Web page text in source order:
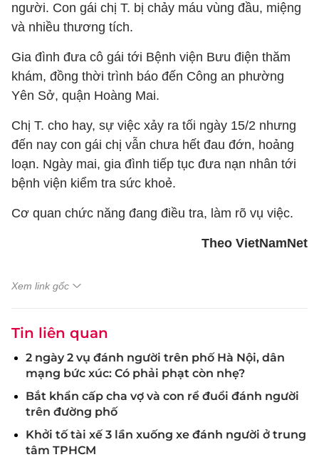
người. Con gái chị T. bị chảy máu vùng đầu, miệng
và nhiều thương tích.
Gia đình đưa cô gái tới Bệnh viện Bưu điện thăm
khám, đồng thời trình báo đến Công an phường
Yên Sở, quận Hoàng Mai.
Chị T. cho hay, sự việc xảy ra tối ngày 15/2 nhưng
đến nay con gái chị vẫn chưa hết đau đớn, hoảng
loạn. Ngày mai, gia đình tiếp tục đưa nạn nhân tới
bệnh viện kiểm tra sức khoẻ.
Cơ quan chức năng đang điều tra, làm rõ vụ việc.
Theo VietNamNet
Xem link gốc
Tin liên quan
2 ngày 2 vụ đánh người trên phố Hà Nội, dân
mạng bức xúc: Có phải phạt còn nhẹ?
Bắt khẩn cấp cha vợ và con rể đuổi đánh người
trên đường phố
Khởi tố tài xế 3 lần xuống xe đánh người ở trung
tâm TPHCM